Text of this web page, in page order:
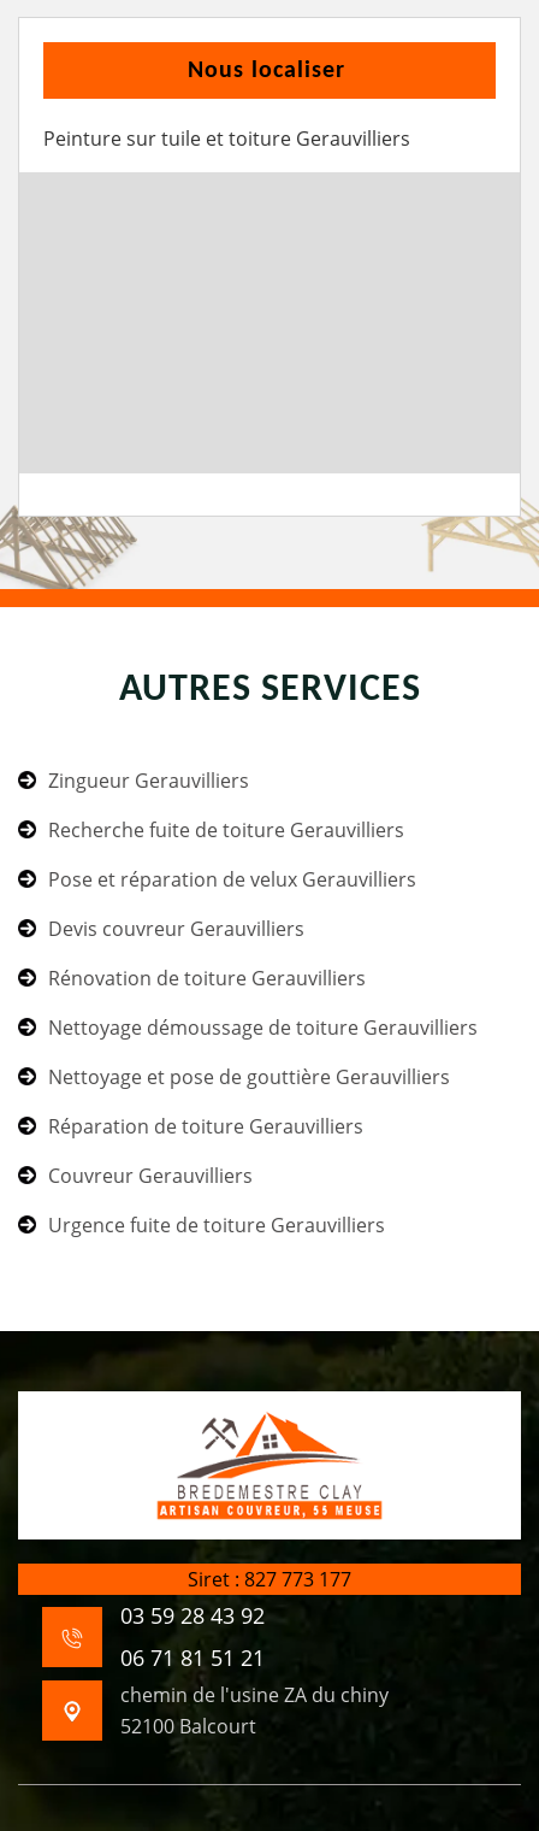
Nous localiser
Peinture sur tuile et toiture Gerauvilliers
AUTRES SERVICES
Zingueur Gerauvilliers
Recherche fuite de toiture Gerauvilliers
Pose et réparation de velux Gerauvilliers
Devis couvreur Gerauvilliers
Rénovation de toiture Gerauvilliers
Nettoyage démoussage de toiture Gerauvilliers
Nettoyage et pose de gouttière Gerauvilliers
Réparation de toiture Gerauvilliers
Couvreur Gerauvilliers
Urgence fuite de toiture Gerauvilliers
Siret : 827 773 177
03 59 28 43 92
06 71 81 51 21
chemin de l'usine ZA du chiny
52100 Balcourt